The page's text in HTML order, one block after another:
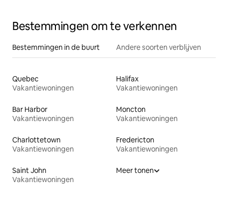
Bestemmingen om te verkennen
Bestemmingen in de buurt Andere soorten verblijven
Quebec
Vakantiewoningen
Halifax
Vakantiewoningen
Bar Harbor
Vakantiewoningen
Moncton
Vakantiewoningen
Charlottetown
Vakantiewoningen
Fredericton
Vakantiewoningen
Saint John
Vakantiewoningen
Meer tonen